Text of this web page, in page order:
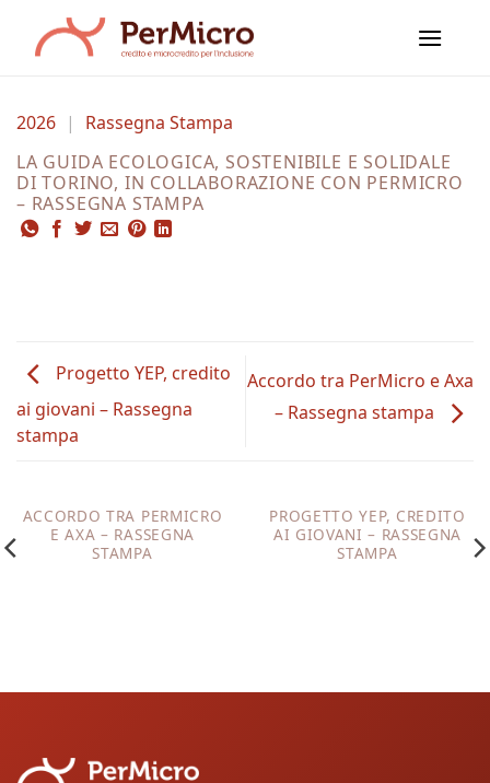
contenuti
2026 |
Rassegna Stampa
LA GUIDA ECOLOGICA, SOSTENIBILE E SOLIDALE
DI TORINO, IN COLLABORAZIONE CON PERMICRO
– RASSEGNA STAMPA
Progetto YEP, credito
ai giovani – Rassegna
stampa
Accordo tra PerMicro e Axa
– Rassegna stampa
ACCORDO TRA PERMICRO
E AXA – RASSEGNA
STAMPA
PROGETTO YEP, CREDITO
AI GIOVANI – RASSEGNA
STAMPA